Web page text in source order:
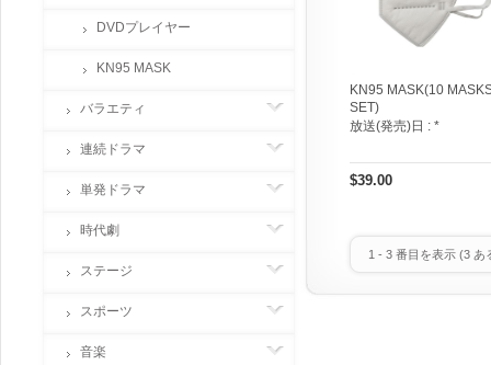
KN95 MASK(10
SET)
放送(発売)日 : *
$39.00
1 - 3 番目を表示 (3 あ
DVDプレイヤー
KN95 MASK
バラエティ
連続ドラマ
単発ドラマ
時代劇
ステージ
スポーツ
音楽